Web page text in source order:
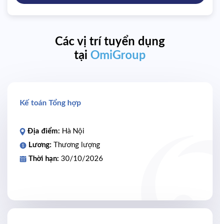
Các vị trí tuyển dụng
tại OmiGroup
Kế toán Tổng hợp
Địa điểm: Hà Nội
Lương: Thương lượng
Thời hạn: 30/10/2026